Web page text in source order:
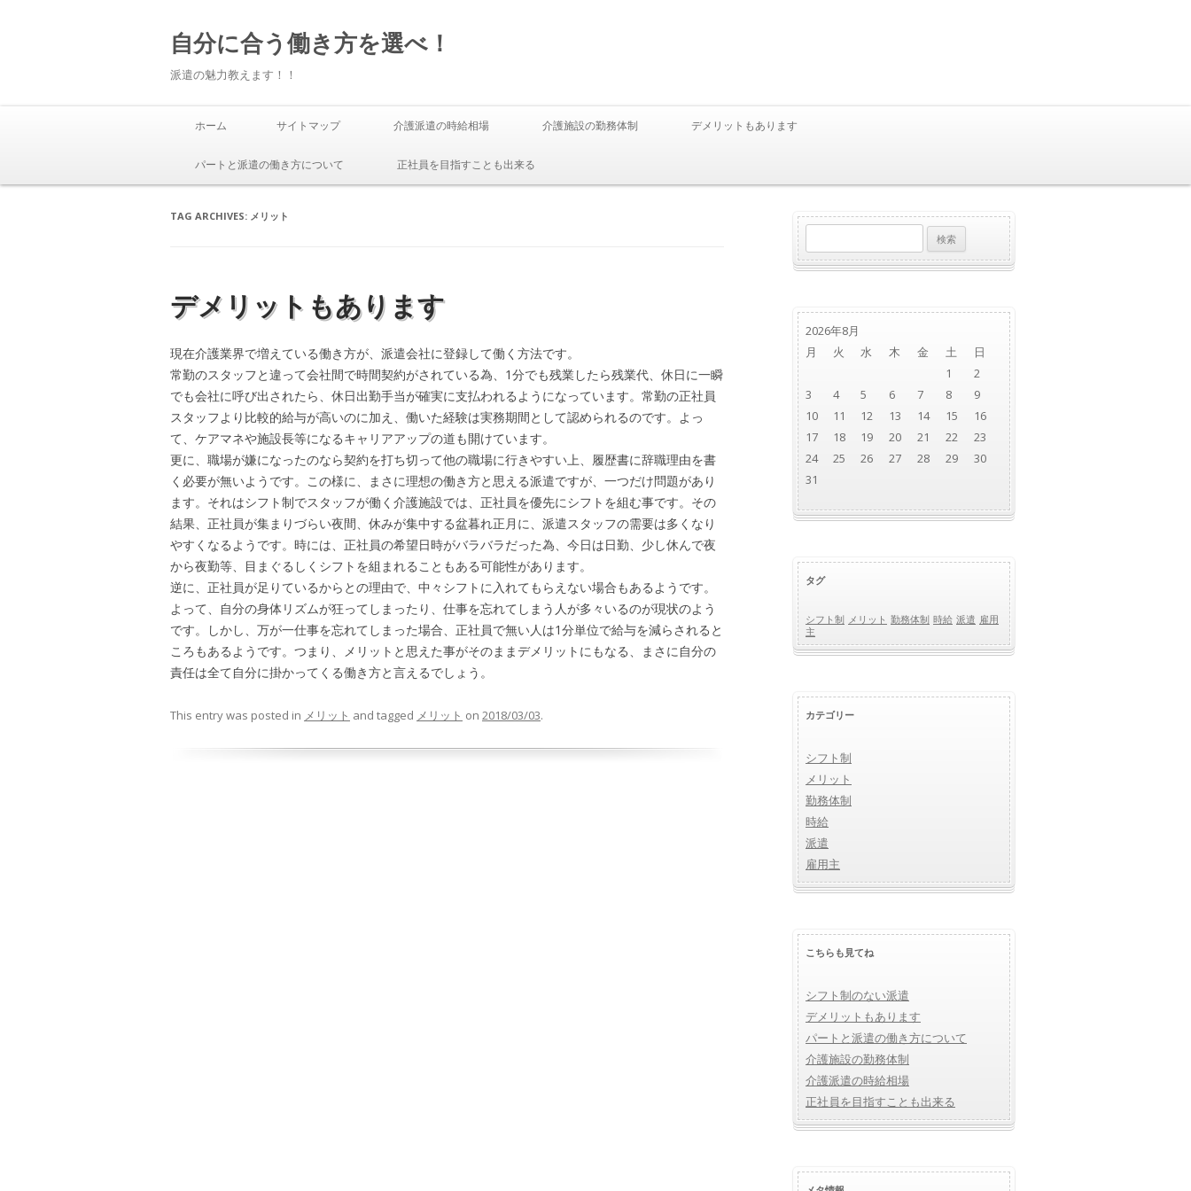
自分に合う働き方を選べ！
派遣の魅力教えます！！
ホーム サイトマップ 介護派遣の時給相場 介護施設の勤務体制 デメリットもあります
パートと派遣の働き方について 正社員を目指すことも出来る
TAG ARCHIVES: メリット
デメリットもあります
現在介護業界で増えている働き方が、派遣会社に登録して働く方法です。
常勤のスタッフと違って会社間で時間契約がされている為、1分でも残業したら残業代、休日に一瞬
でも会社に呼び出されたら、休日出勤手当が確実に支払われるようになっています。常勤の正社員
スタッフより比較的給与が高いのに加え、働いた経験は実務期間として認められるのです。よっ
て、ケアマネや施設長等になるキャリアアップの道も開けています。
更に、職場が嫌になったのなら契約を打ち切って他の職場に行きやすい上、履歴書に辞職理由を書
く必要が無いようです。この様に、まさに理想の働き方と思える派遣ですが、一つだけ問題があり
ます。それはシフト制でスタッフが働く介護施設では、正社員を優先にシフトを組む事です。その
結果、正社員が集まりづらい夜間、休みが集中する盆暮れ正月に、派遣スタッフの需要は多くなり
やすくなるようです。時には、正社員の希望日時がバラバラだった為、今日は日勤、少し休んで夜
から夜勤等、目まぐるしくシフトを組まれることもある可能性があります。
逆に、正社員が足りているからとの理由で、中々シフトに入れてもらえない場合もあるようです。
よって、自分の身体リズムが狂ってしまったり、仕事を忘れてしまう人が多々いるのが現状のよう
です。しかし、万が一仕事を忘れてしまった場合、正社員で無い人は1分単位で給与を減らされると
ころもあるようです。つまり、メリットと思えた事がそのままデメリットにもなる、まさに自分の
責任は全て自分に掛かってくる働き方と言えるでしょう。
This entry was posted in メリット and tagged メリット on 2018/03/03.
索:
2026年8月
月
火 水 木 金 土
日
1
2
3
4 5 6 7 8
9
10
11 12 13 14 15
16
17
18 19 20 21 22
23
24
25 26 27 28 29
30
31
タグ
シフト制 メリット 勤務体制 時給 派遣 雇用
主
カテゴリー
シフト制
メリット
勤務体制
時給
派遣
雇用主
こちらも見てね
シフト制のない派遣
デメリットもあります
パートと派遣の働き方について
介護施設の勤務体制
介護派遣の時給相場
正社員を目指すことも出来る